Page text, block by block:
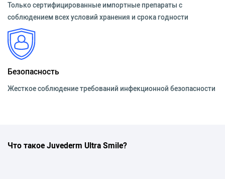
Только сертифицированные импортные препараты с
соблюдением всех условий хранения и срока годности
Безопасность
Жесткое соблюдение требований инфекционной безопасности
Что такое Juvederm Ultra Smile?